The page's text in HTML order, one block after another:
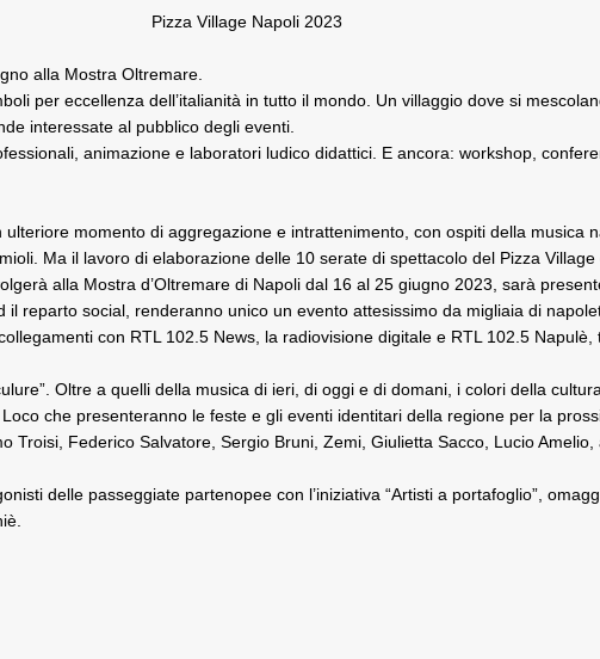
alla Mostra Oltremare.
per eccellenza dell’italianità in tutto il mondo. Un villaggio dove si
interessate al pubblico degli eventi.
animazione e laboratori ludico didattici. E ancora: workshop,
ulteriore momento di aggregazione e intrattenimento, con ospiti della musica
Ma il lavoro di elaborazione delle 10 serate di spettacolo del Pizza
alla Mostra d’Oltremare di Napoli dal 16 al 25 giugno 2023, sarà
il reparto social, renderanno unico un evento attesissimo da migliaia di
con RTL 102.5 News, la radiovisione digitale e RTL 102.5
Oltre a quelli della musica di ieri, di oggi e di domani, i colori della
che presenteranno le feste e gli eventi identitari della regione per la
Troisi, Federico Salvatore, Sergio Bruni, Zemi, Giulietta Sacco, Lucio
delle passeggiate partenopee con l’iniziativa “Artisti a portafoglio”,